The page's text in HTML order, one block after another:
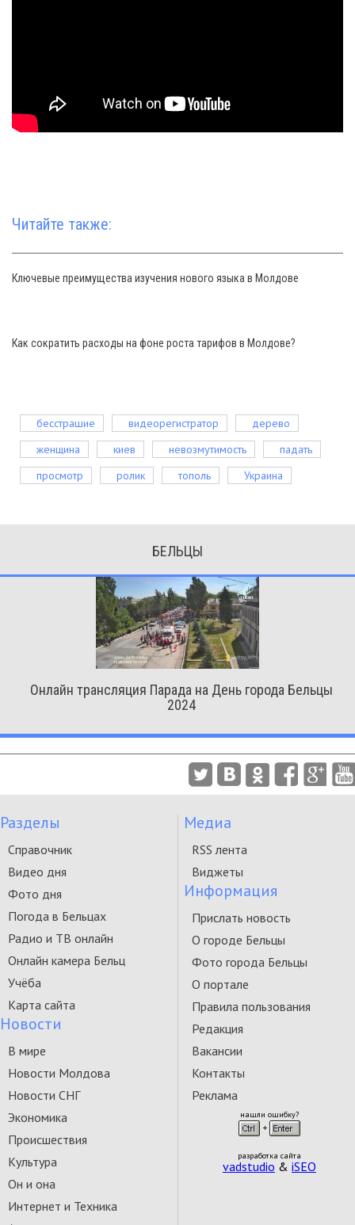
Читайте также:
Ключевые преимущества изучения нового языка в Молдове
Как сократить расходы на фоне роста тарифов в Молдове?
бесстрашие видеорегистратор
дерево
женщина
киев невозмутимость
падать
просмотр
ролик тополь Украина
БЕЛЬЦЫ
Онлайн трансляция Парада на День города Бельцы
2024
Разделы
Справочник
Видео дня
Фото дня
Погода в Бельцах
Радио и ТВ онлайн
Онлайн камера Бельц
Учёба
Карта сайта
Новости
В мире
Новости Молдова
Новости СНГ
Экономика
Происшествия
Культура
Он и она
Интернет и Техника
Медиа
RSS лента
Виджеты
Информация
Прислать новость
О городе Бельцы
Фото города Бельцы
О портале
Правила пользования
Редакция
Вакансии
Контакты
Реклама
нашли ошибку?
разработка сайта
vadstudio & iSEO